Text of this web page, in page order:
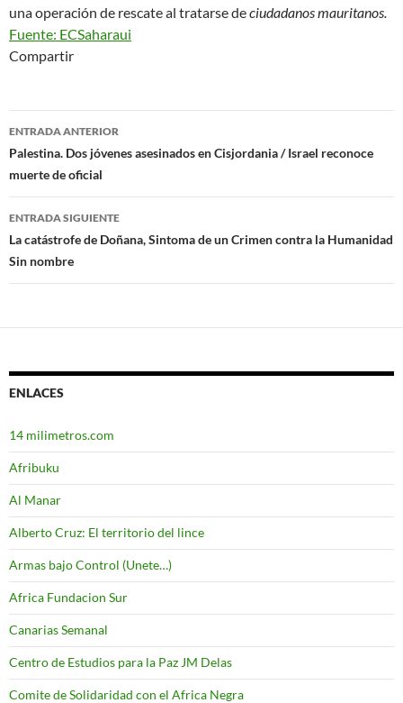
una operación de rescate al tratarse deciudadanos mauritanos.
Fuente: ECSaharaui
Compartir
Navegación
de
entradas
ENTRADA ANTERIOR
Palestina. Dos jóvenes asesinados en Cisjordania / Israel reconoce
muerte de oficial
ENTRADA SIGUIENTE
La catástrofe de Doñana, Sintoma de un Crimen contra la Humanidad
Sin nombre
ENLACES
14 milimetros.com
Afribuku
Al Manar
Alberto Cruz: El territorio del lince
Armas bajo Control (Unete…)
Africa Fundacion Sur
Canarias Semanal
Centro de Estudios para la Paz JM Delas
Comite de Solidaridad con el Africa Negra